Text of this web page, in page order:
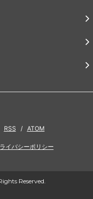
RSS / ATOM
イバシーポリシー
Reserved.